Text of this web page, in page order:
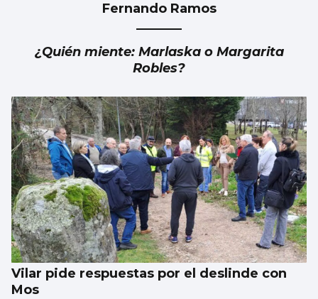
Fernando Ramos
¿Quién miente: Marlaska o Margarita
Robles?
Vilar pide respuestas por el deslinde con
Mos